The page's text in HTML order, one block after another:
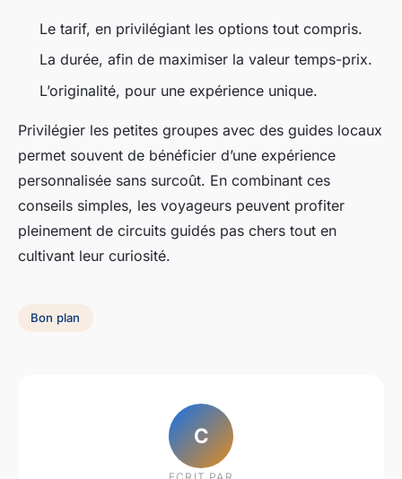
Le tarif, en privilégiant les options tout compris.
La durée, afin de maximiser la valeur temps-prix.
L’originalité, pour une expérience unique.
Privilégier les petites groupes avec des guides locaux
permet souvent de bénéficier d’une expérience
personnalisée sans surcoût. En combinant ces
conseils simples, les voyageurs peuvent profiter
pleinement de circuits guidés pas chers tout en
cultivant leur curiosité.
Bon plan
C